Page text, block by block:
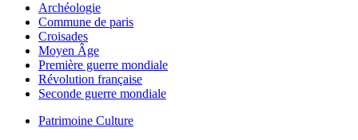
Archéologie
Commune de paris
Croisades
Moyen Âge
Première guerre mondiale
Révolution française
Seconde guerre mondiale
Patrimoine Culture